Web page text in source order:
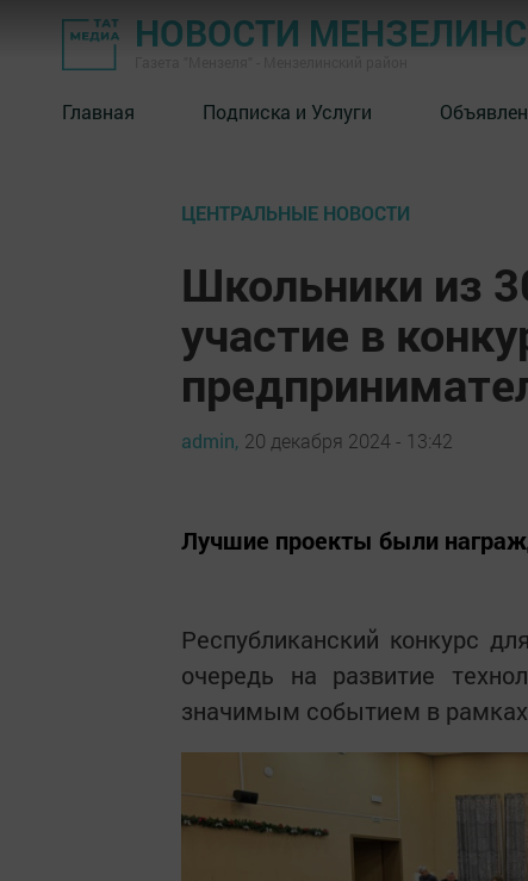
НОВОСТИ
Главная Подписка и Услуги
ЦЕНТРАЛЬНЫЕ НОВОСТИ
Школьники из
участие в
admin, 20 декабря 2024 - 13:42
Лучшие проекты были
Республиканский конкурс
очередь на развитие
значимым событием в